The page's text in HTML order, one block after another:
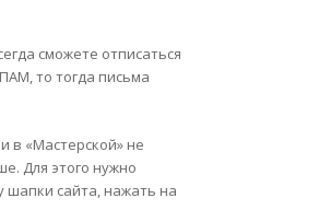
сможете отписаться
то тогда письма
в «Мастерской» не
Для этого нужно
шапки сайта, нажать на